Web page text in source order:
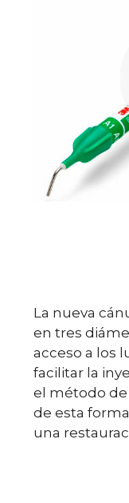
La nueva
en tres
acceso a los
facilitar la
el método
de esta
una